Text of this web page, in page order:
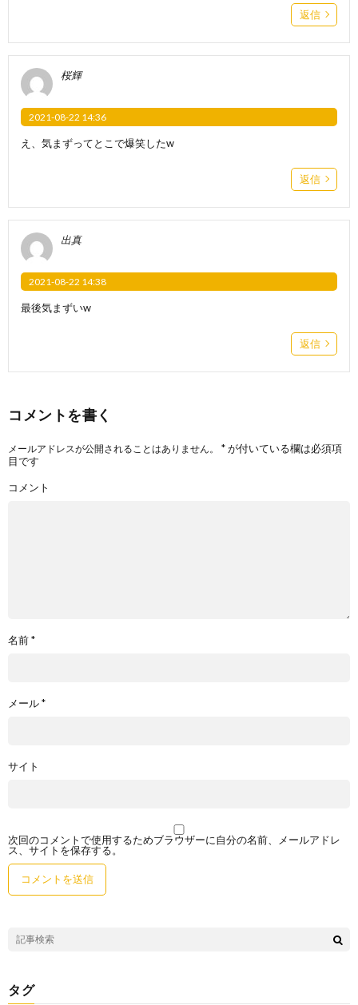
返信
桜輝
2021-08-22 14:36
え、気まずってとこで爆笑したw
返信
出真
2021-08-22 14:38
最後気まずいw
返信
コメントを書く
メールアドレスが公開されることはありません。 *が付いている欄は必須項
目です
コメント
名前*
メール*
サイト
次回のコメントで使用するためブラウザーに自分の名前、メールアドレ
ス、サイトを保存する。
タグ